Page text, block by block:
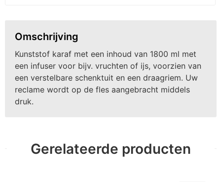
Omschrijving
Kunststof karaf met een inhoud van 1800 ml met
een infuser voor bijv. vruchten of ijs, voorzien van
een verstelbare schenktuit en een draagriem. Uw
reclame wordt op de fles aangebracht middels
druk.
Gerelateerde producten